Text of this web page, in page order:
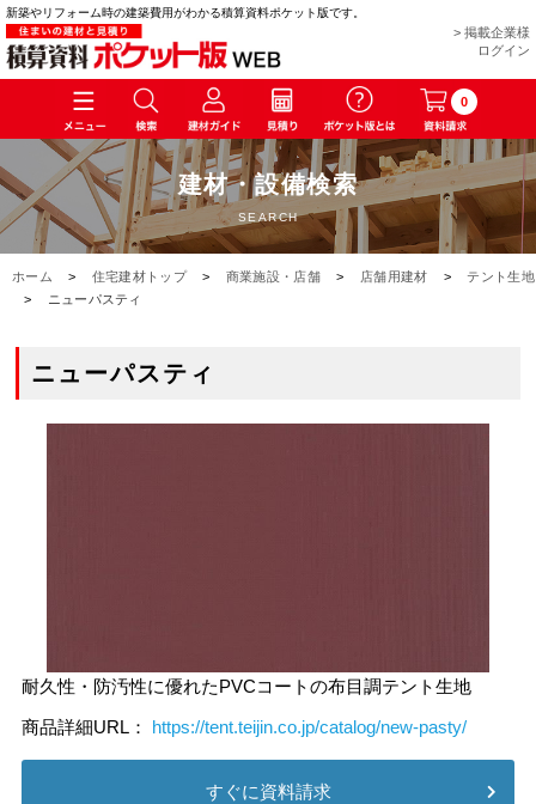
新築やリフォーム時の建築費用がわかる積算資料ポケット版です。
> 掲載企業様
ログイン
0
建材・設備検索
SEARCH
ホーム > 住宅建材トップ > 商業施設・店舗 > 店舗用建材 >
テント生地
>
ニューパスティ
ニューパスティ
耐久性・防汚性に優れたPVCコートの布目調テント生地
商品詳細URL： https://tent.teijin.co.jp/catalog/new-pasty/
すぐに資料請求